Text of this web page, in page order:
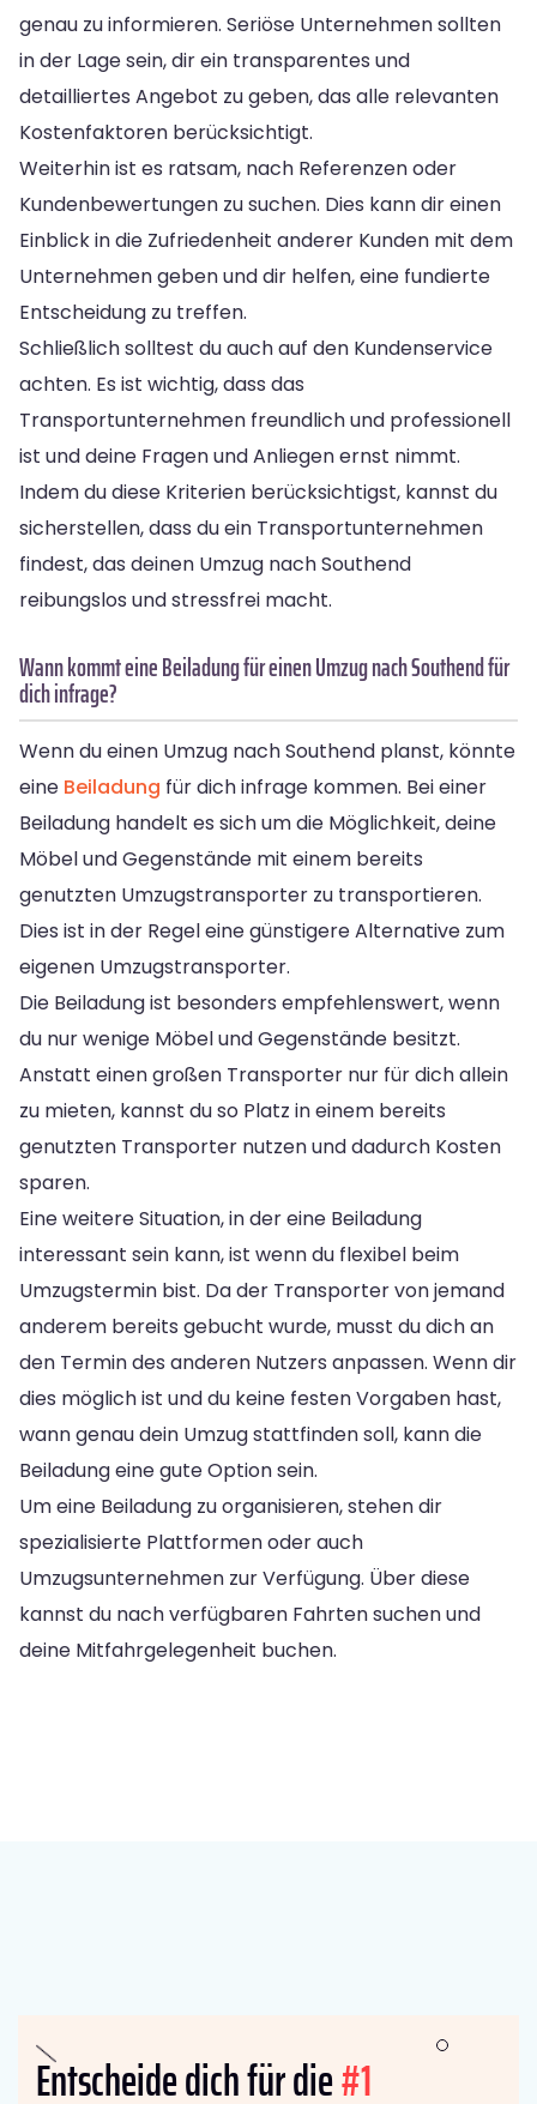
genau zu informieren. Seriöse Unternehmen sollten
in der Lage sein, dir ein transparentes und
detailliertes Angebot zu geben, das alle relevanten
Kostenfaktoren berücksichtigt.
Weiterhin ist es ratsam, nach Referenzen oder
Kundenbewertungen zu suchen. Dies kann dir einen
Einblick in die Zufriedenheit anderer Kunden mit dem
Unternehmen geben und dir helfen, eine fundierte
Entscheidung zu treffen.
Schließlich solltest du auch auf den Kundenservice
achten. Es ist wichtig, dass das
Transportunternehmen freundlich und professionell
ist und deine Fragen und Anliegen ernst nimmt.
Indem du diese Kriterien berücksichtigst, kannst du
sicherstellen, dass du ein Transportunternehmen
findest, das deinen Umzug nach Southend
reibungslos und stressfrei macht.
Wann kommt eine Beiladung für einen Umzug nach Southend für
dich infrage?
Wenn du einen Umzug nach Southend planst, könnte
eine Beiladung für dich infrage kommen. Bei einer
Beiladung handelt es sich um die Möglichkeit, deine
Möbel und Gegenstände mit einem bereits
genutzten Umzugstransporter zu transportieren.
Dies ist in der Regel eine günstigere Alternative zum
eigenen Umzugstransporter.
Die Beiladung ist besonders empfehlenswert, wenn
du nur wenige Möbel und Gegenstände besitzt.
Anstatt einen großen Transporter nur für dich allein
zu mieten, kannst du so Platz in einem bereits
genutzten Transporter nutzen und dadurch Kosten
sparen.
Eine weitere Situation, in der eine Beiladung
interessant sein kann, ist wenn du flexibel beim
Umzugstermin bist. Da der Transporter von jemand
anderem bereits gebucht wurde, musst du dich an
den Termin des anderen Nutzers anpassen. Wenn dir
dies möglich ist und du keine festen Vorgaben hast,
wann genau dein Umzug stattfinden soll, kann die
Beiladung eine gute Option sein.
Um eine Beiladung zu organisieren, stehen dir
spezialisierte Plattformen oder auch
Umzugsunternehmen zur Verfügung. Über diese
kannst du nach verfügbaren Fahrten suchen und
deine Mitfahrgelegenheit buchen.
Entscheide dich für die#1